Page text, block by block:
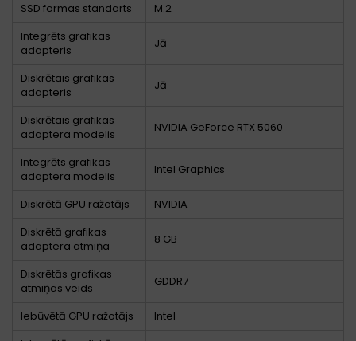
SSD formas standarts
M.2
Integrēts grafikas
adapteris
Jā
Diskrētais grafikas
adapteris
Jā
Diskrētais grafikas
adaptera modelis
NVIDIA GeForce RTX 5060
Integrēts grafikas
adaptera modelis
Intel Graphics
Diskrētā GPU ražotājs
NVIDIA
Diskrētā grafikas
adaptera atmiņa
8 GB
Diskrētās grafikas
atmiņas veids
GDDR7
Iebūvētā GPU ražotājs
Intel